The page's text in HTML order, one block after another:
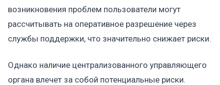
возникновения проблем пользователи могут
рассчитывать на оперативное разрешение через
службы поддержки, что значительно снижает риски.
Однако наличие централизованного управляющего
органа влечет за собой потенциальные риски.